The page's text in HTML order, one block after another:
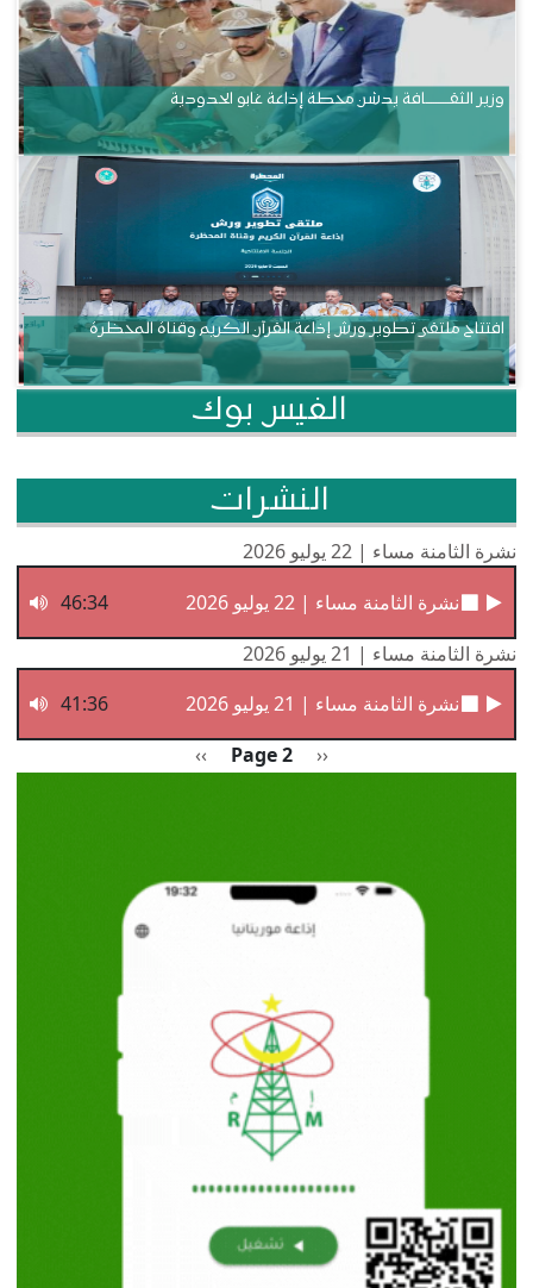
وزير الثقــــــــــافة يدشن محطة إذاعة غابو الحدودية
افتتاح ملتقى تطوير ورش إذاعة القرآن الكريم وقناة المحظرة
الفيس بوك
النشرات
نشرة الثامنة مساء | 22 يوليو 2026
نشرة الثامنة مساء | 22 يوليو 2026
46:34
نشرة الثامنة مساء | 21 يوليو 2026
نشرة الثامنة مساء | 21 يوليو 2026
41:36
Previous page
‹‹
Page 2 الصفحة التالية
››